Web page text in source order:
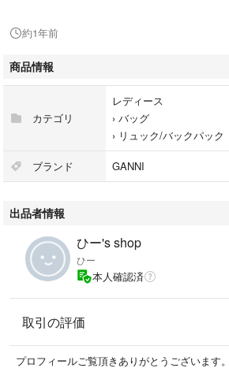
店員さん曰く、洗濯機で丸洗い可能だそうです。
約1年前
商品情報
カテゴリ
レディース
› バッグ
› リュック/バックパック
ブランド GANNI
出品者情報
ひー's shop
ひー
本人確認済
取引の評価
プロフィールご覧頂きありがとうございます。